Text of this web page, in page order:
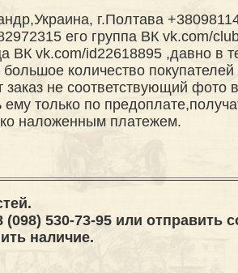
г.Полтава
его группа ВК vk.com/
ВК vk.com/id22618895 ,давно в
большое количество
заказ не соответствующий фото
только по
наложенным платежем.
530-73-95 или отправить
наличие.